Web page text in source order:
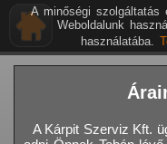
A Kárpit Szerviz Kft.
A minőségi szolgáltatás
Weboldalunk
használatába.